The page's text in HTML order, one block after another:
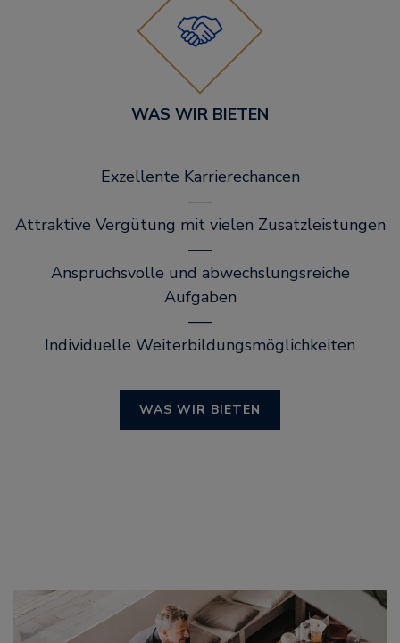
WAS WIR BIETEN
Exzellente Karrierechancen
–––
Attraktive Vergütung mit vielen Zusatzleistungen
–––
Anspruchsvolle und abwechslungsreiche
Aufgaben
–––
Individuelle Weiterbildungsmöglichkeiten
WAS WIR BIETEN